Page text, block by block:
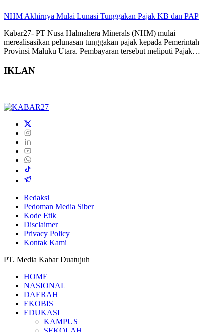
NHM Akhirnya Mulai Lunasi Tunggakan Pajak KB dan PAP
Kabar27- PT Nusa Halmahera Minerals (NHM) mulai
merealisasikan pelunasan tunggakan pajak kepada Pemerintah
Provinsi Maluku Utara. Pembayaran tersebut meliputi Pajak…
IKLAN
Redaksi
Pedoman Media Siber
Kode Etik
Disclaimer
Privacy Policy
Kontak Kami
PT. Media Kabar Duatujuh
HOME
NASIONAL
DAERAH
EKOBIS
EDUKASI
KAMPUS